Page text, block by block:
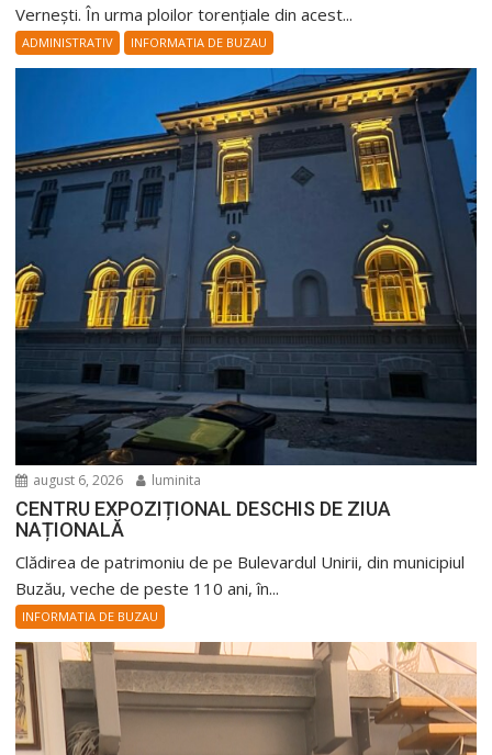
Vernești. În urma ploilor torențiale din acest...
ADMINISTRATIV INFORMATIA DE BUZAU
august 6, 2026 luminita
CENTRU EXPOZIȚIONAL DESCHIS DE ZIUA
NAȚIONALĂ
Clădirea de patrimoniu de pe Bulevardul Unirii, din municipiul
Buzău, veche de peste 110 ani, în...
INFORMATIA DE BUZAU